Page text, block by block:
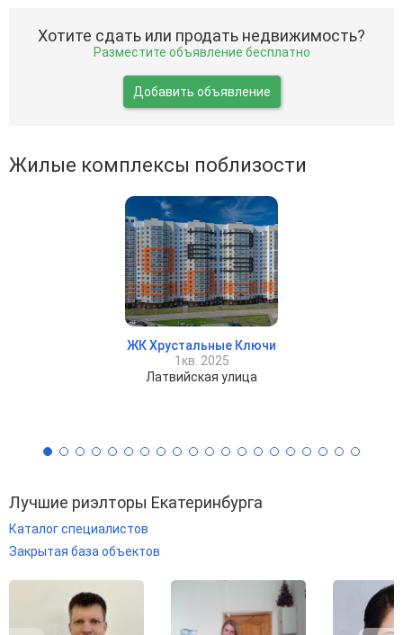
Хотите сдать или продать недвижимость?
Разместите объявление бесплатно
Добавить объявление
Жилые комплексы поблизости
ЖК Хрустальные Ключи
1кв. 2025
Латвийская улица
Лучшие риэлторы Екатеринбурга
Каталог специалистов
Закрытая база объектов